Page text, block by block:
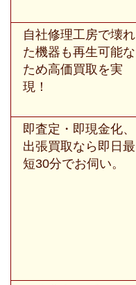
自社修理工房で壊れ
た機器も再生可能な
ため高価買取を実
現！
即査定・即現金化、
出張買取なら即日最
短30分でお伺い。